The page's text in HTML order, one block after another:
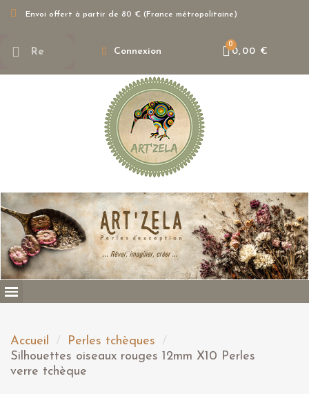
Envoi offert à partir de 80 € (France métropolitaine)
Connexion 0,00 €
Accueil
Perles tchèques
Silhouettes oiseaux rouges 12mm X10 Perles
verre tchèque